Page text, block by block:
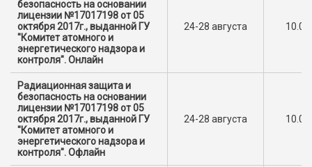
безопасность на основании
лицензии №17017198 от 05
октября 2017г., выданной ГУ
"Комитет атомного и
энергетического надзора и
контроля". Онлайн
24-28 августа
Радиационная защита и
безопасность на основании
лицензии №17017198 от 05
октября 2017г., выданной ГУ
"Комитет атомного и
энергетического надзора и
контроля". Офлайн
24-28 августа